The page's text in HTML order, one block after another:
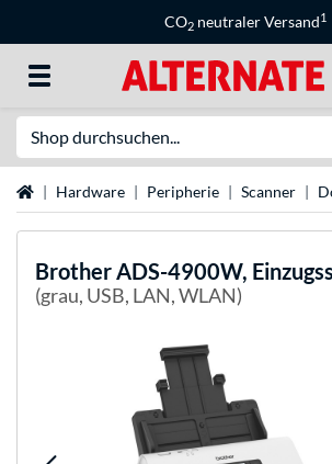
CO2 neutraler Versand1
StartseiteHardware Peripherie Scanner
BrotherADS-4900W,
(grau, USB, LAN, WLAN)